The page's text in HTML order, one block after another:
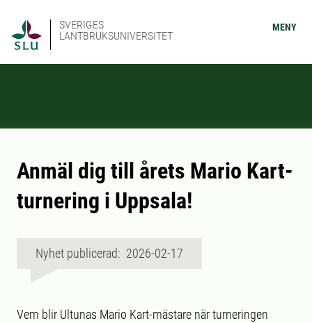
SVERIGES
LANTBRUKSUNIVERSITET
MENY
Anmäl dig till årets Mario Kart-
turnering i Uppsala!
Nyhet publicerad: 2026-02-17
Vem blir Ultunas Mario Kart-mästare när turneringen